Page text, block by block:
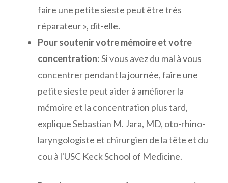
faire une petite sieste peut être très
réparateur », dit-elle.
Pour soutenir votre mémoire et votre
concentration: Si vous avez du mal à vous
concentrer pendant la journée, faire une
petite sieste peut aider à améliorer la
mémoire et la concentration plus tard,
explique Sebastian M. Jara, MD, oto-rhino-
laryngologiste et chirurgien de la tête et du
cou à l'USC Keck School of Medicine.